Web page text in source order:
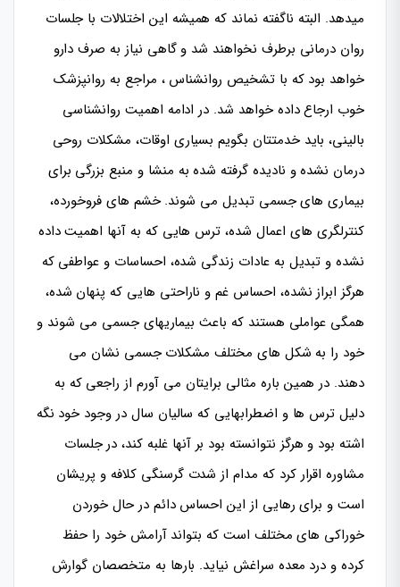
میدهد. البته ناگفته نماند که همیشه این اختلالات با جلسات
روان درمانی برطرف نخواهند شد و گاهی نیاز به صرف دارو
خواهد بود که با تشخیص روانشناس ، مراجع به روانپزشک
خوب ارجاع داده خواهد شد. در ادامه اهمیت روانشناسی
بالینی، باید خدمتتان بگویم بسیاری اوقات، مشکلات روحی
درمان نشده و نادیده گرفته شده به منشا و منبع بزرگی برای
بیماری های جسمی تبدیل می شوند. خشم های فروخورده،
کنترلگری های اعمال شده، ترس هایی که به آنها اهمیت داده
نشده و تبدیل به عادات زندگی شده، احساسات و عواطفی که
هرگز ابراز نشده، احساس غم و ناراحتی هایی که پنهان شده،
همگی عواملی هستند که باعث بیماریهای جسمی می شوند و
خود را به شکل های مختلف مشکلات جسمی نشان می
دهند. در همین باره مثالی برایتان می آورم از راجعی که به
دلیل ترس ها و اضطرابهایی که سالیان سال در وجود خود نگه
اشته بود و هرگز نتوانسته بود بر آنها غلبه کند، در جلسات
مشاوره اقرار کرد که مدام از شدت گرسنگی کلافه و پریشان
است و برای رهایی از این احساس دائم در حال خوردن
خوراکی های مختلف است که بتواند آرامش خود را حفظ
کرده و درد معده سراغش نیاید. بارها به متخصصان گوارش